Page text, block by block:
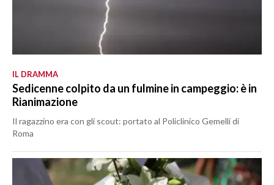
IL DRAMMA
Sedicenne colpito da un fulmine in campeggio: è in
Rianimazione
Il ragazzino era con gli scout: portato al Policlinico Gemelli di
Roma